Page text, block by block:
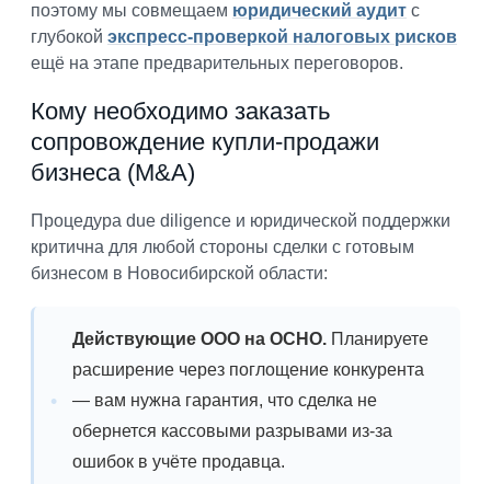
поэтому мы совмещаем юридический аудит с
глубокой экспресс-проверкой налоговых рисков
ещё на этапе предварительных переговоров.
Кому необходимо заказать
сопровождение купли-продажи
бизнеса (M&A)
Процедура due diligence и юридической поддержки
критична для любой стороны сделки с готовым
бизнесом в Новосибирской области:
Действующие ООО на ОСНО. Планируете
расширение через поглощение конкурента
— вам нужна гарантия, что сделка не
обернется кассовыми разрывами из-за
ошибок в учёте продавца.